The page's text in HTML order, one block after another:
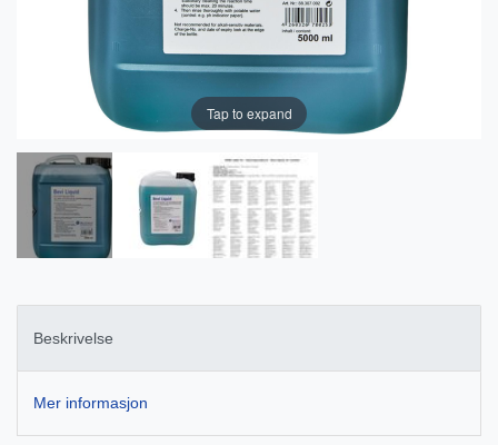
Tap to expand
Beskrivelse
Mer informasjon